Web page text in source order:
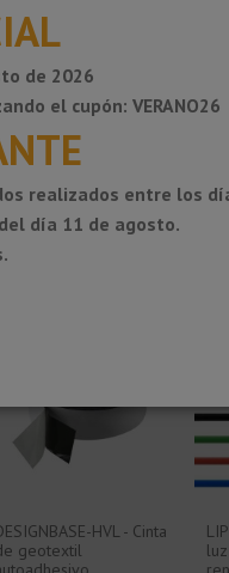
SL -
Empalme
HVL - Cinta
geotextil
de 2026
el cupón: VERANO26
realizados entre los
día 11 de agosto.